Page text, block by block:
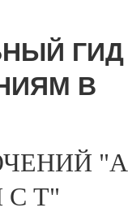
ГИД
В
"А
С Т"